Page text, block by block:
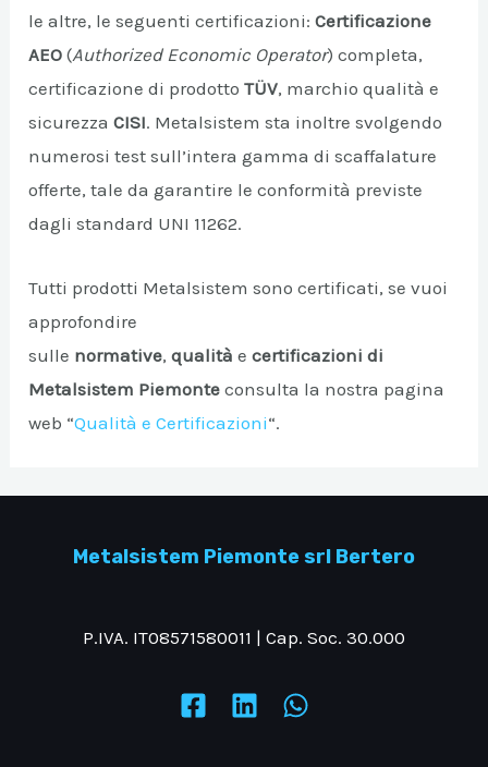
le altre, le seguenti certificazioni:Certificazione
AEO (Authorized Economic Operator) completa,
certificazione di prodottoTÜV, marchio qualità e
sicurezzaCISI. Metalsistem sta inoltre svolgendo
numerosi test sull’intera gamma di scaffalature
offerte, tale da garantire le conformità previste
dagli standard UNI 11262.
Tutti prodotti Metalsistem sono certificati, se vuoi
approfondire
sulle normative, qualitàecertificazioni di
Metalsistem Piemonte consulta la nostra pagina
web “Qualità e Certificazioni“.
Metalsistem Piemonte srl Bertero
P.IVA. IT08571580011 | Cap. Soc. 30.000